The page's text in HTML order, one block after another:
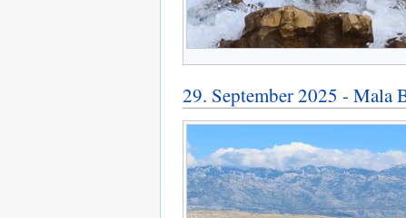
29. September 2025 - Mala